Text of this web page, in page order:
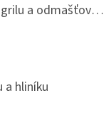
Xon Forte ekologický čistič grilu a odmašťovač do kuchyně
a hliníku